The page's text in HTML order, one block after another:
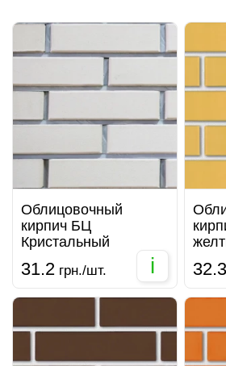
Облицовочный
кирпич БЦ
Кристальный
31.2 грн./шт. i 32.3